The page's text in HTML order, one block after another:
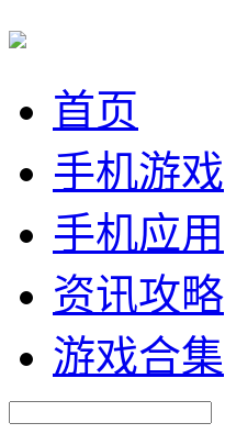
首页
手机游戏
手机应用
资讯攻略
游戏合集